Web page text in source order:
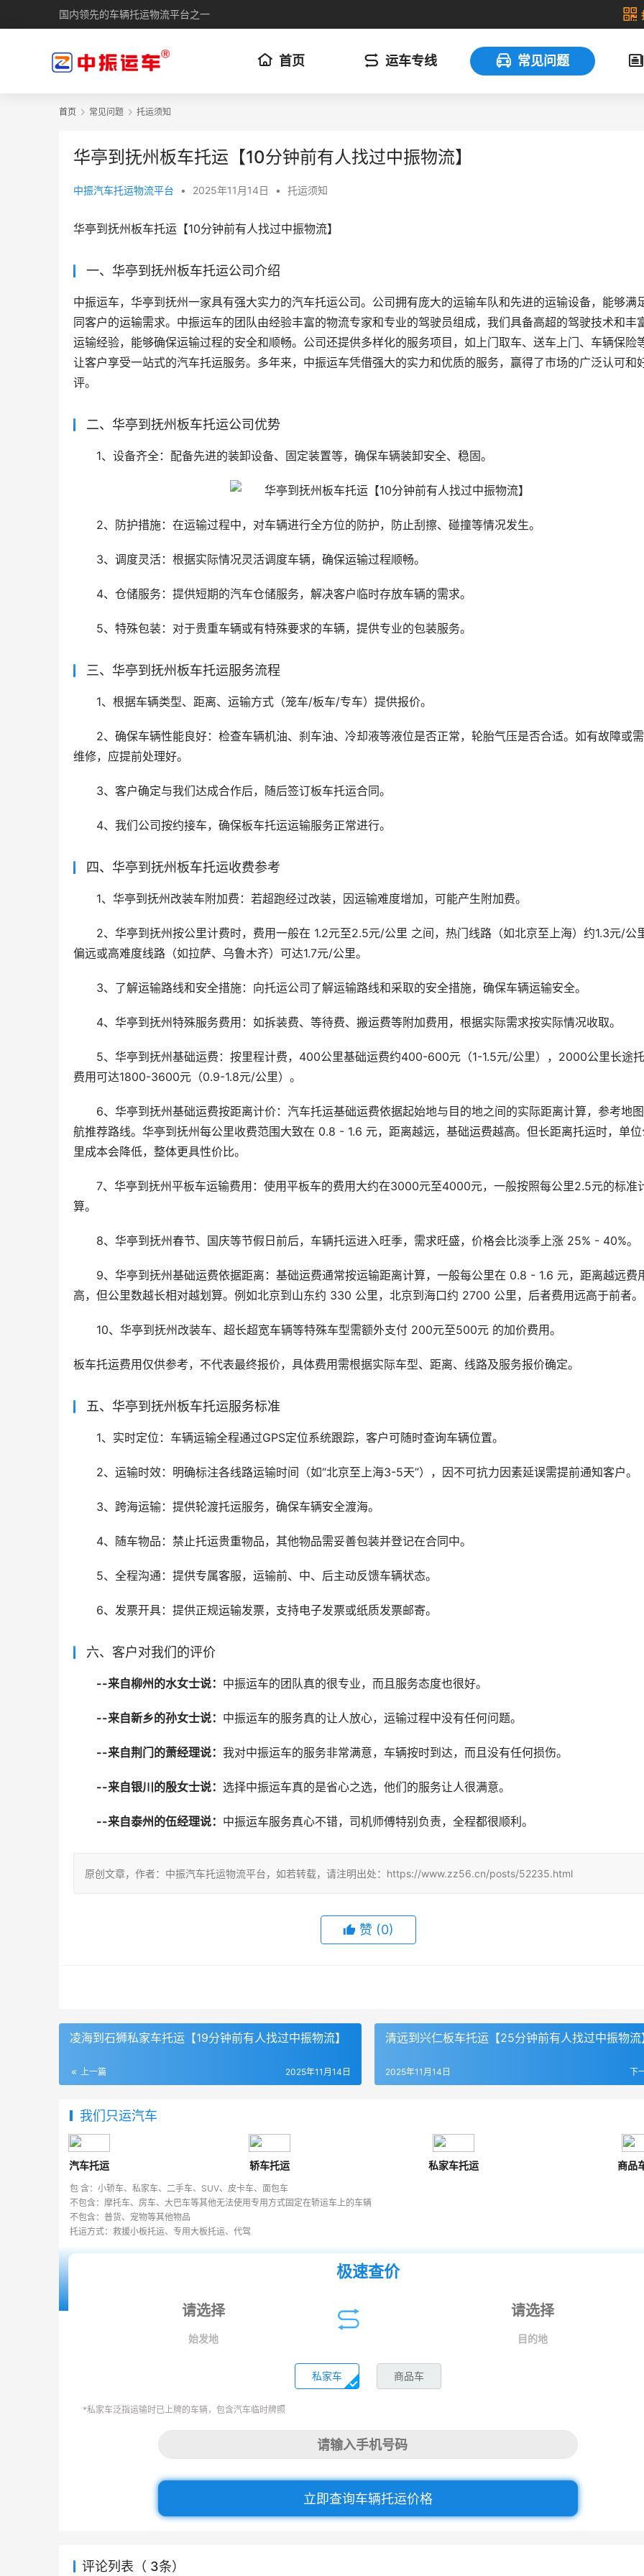
国内领先的车辆托运物流平台之一
首页 运车专线 常见问题
首页 常见问题 托运须知
华亭到抚州板车托运【10分钟前有人找过中振物流】
中振汽车托运物流平台 • 2025年11月14日 • 托运须知
华亭到抚州板车托运【10分钟前有人找过中振物流】
一、华亭到抚州板车托运公司介绍
中振运车，华亭到抚州一家具有强大实力的汽车托运公司。公司拥有庞大的运输车队和先进的运输设备，能够满
同客户的运输需求。中振运车的团队由经验丰富的物流专家和专业的驾驶员组成，我们具备高超的驾驶技术和丰
运输经验，能够确保运输过程的安全和顺畅。公司还提供多样化的服务项目，如上门取车、送车上门、车辆保险等
让客户享受一站式的汽车托运服务。多年来，中振运车凭借强大的实力和优质的服务，赢得了市场的广泛认可和
评。
二、华亭到抚州板车托运公司优势
1、设备齐全：配备先进的装卸设备、固定装置等，确保车辆装卸安全、稳固。
2、防护措施：在运输过程中，对车辆进行全方位的防护，防止刮擦、碰撞等情况发生。
3、调度灵活：根据实际情况灵活调度车辆，确保运输过程顺畅。
4、仓储服务：提供短期的汽车仓储服务，解决客户临时存放车辆的需求。
5、特殊包装：对于贵重车辆或有特殊要求的车辆，提供专业的包装服务。
三、华亭到抚州板车托运服务流程
1、根据车辆类型、距离、运输方式（笼车/板车/专车）提供报价。
2、确保车辆性能良好：检查车辆机油、刹车油、冷却液等液位是否正常，轮胎气压是否合适。如有故障或
维修，应提前处理好。
3、客户确定与我们达成合作后，随后签订板车托运合同。
4、我们公司按约接车，确保板车托运运输服务正常进行。
四、华亭到抚州板车托运收费参考
1、华亭到抚州改装车附加费：若超跑经过改装，因运输难度增加，可能产生附加费。
2、华亭到抚州按公里计费时，费用一般在 1.2元至2.5元/公里 之间，热门线路（如北京至上海）约1.3元/公里
偏远或高难度线路（如拉萨、乌鲁木齐）可达1.7元/公里。
3、了解运输路线和安全措施：向托运公司了解运输路线和采取的安全措施，确保车辆运输安全。
4、华亭到抚州特殊服务费用：如拆装费、等待费、搬运费等附加费用，根据实际需求按实际情况收取。
5、华亭到抚州基础运费：按里程计费，400公里基础运费约400-600元（1-1.5元/公里），2000公里长途
费用可达1800-3600元（0.9-1.8元/公里）。
6、华亭到抚州基础运费按距离计价：汽车托运基础运费依据起始地与目的地之间的实际距离计算，参考地
航推荐路线。华亭到抚州每公里收费范围大致在 0.8 - 1.6 元，距离越远，基础运费越高。但长距离托运时，单
里成本会降低，整体更具性价比。
7、华亭到抚州平板车运输费用：使用平板车的费用大约在3000元至4000元，一般按照每公里2.5元的标准
算。
8、华亭到抚州春节、国庆等节假日前后，车辆托运进入旺季，需求旺盛，价格会比淡季上涨 25% - 40%。
9、华亭到抚州基础运费依据距离：基础运费通常按运输距离计算，一般每公里在 0.8 - 1.6 元，距离越远费
高，但公里数越长相对越划算。例如北京到山东约 330 公里，北京到海口约 2700 公里，后者费用远高于前者。
10、华亭到抚州改装车、超长超宽车辆等特殊车型需额外支付 200元至500元 的加价费用。
板车托运费用仅供参考，不代表最终报价，具体费用需根据实际车型、距离、线路及服务报价确定。
五、华亭到抚州板车托运服务标准
1、实时定位：车辆运输全程通过GPS定位系统跟踪，客户可随时查询车辆位置。
2、运输时效：明确标注各线路运输时间（如“北京至上海3-5天”），因不可抗力因素延误需提前通知客户。
3、跨海运输：提供轮渡托运服务，确保车辆安全渡海。
4、随车物品：禁止托运贵重物品，其他物品需妥善包装并登记在合同中。
5、全程沟通：提供专属客服，运输前、中、后主动反馈车辆状态。
6、发票开具：提供正规运输发票，支持电子发票或纸质发票邮寄。
六、客户对我们的评价
--来自柳州的水女士说： 中振运车的团队真的很专业，而且服务态度也很好。
--来自新乡的孙女士说： 中振运车的服务真的让人放心，运输过程中没有任何问题。
--来自荆门的萧经理说： 我对中振运车的服务非常满意，车辆按时到达，而且没有任何损伤。
--来自银川的殷女士说： 选择中振运车真的是省心之选，他们的服务让人很满意。
--来自泰州的伍经理说： 中振运车服务真心不错，司机师傅特别负责，全程都很顺利。
原创文章，作者：中振汽车托运物流平台，如若转载，请注明出处：https://www.zz56.cn/posts/52235.html
赞 (0)
凌海到石狮私家车托运【19分钟前有人找过中振物流】
上一篇 2025年11月14日
清远到兴仁板车托运【25分钟前有人找过中振物流
下
2025年11月14日
我们只运汽车
汽车托运 轿车托运 私家车托运 商品
包 含：小轿车、私家车、二手车、SUV、皮卡车、面包车
不包含：摩托车、房车、大巴车等其他无法使用专用方式固定在轿运车上的车辆
不包含：普货、宠物等其他物品
托运方式：救援小板托运、专用大板托运、代驾
极速查价
始发地 目的地
私家车 商品车
*私家车泛指运输时已上牌的车辆，包含汽车临时牌照
立即查询车辆托运价格
评论列表（ 3条）